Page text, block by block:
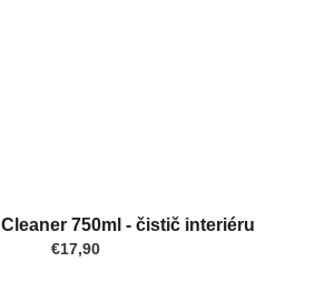
750ml - čistič interiéru
€17,90